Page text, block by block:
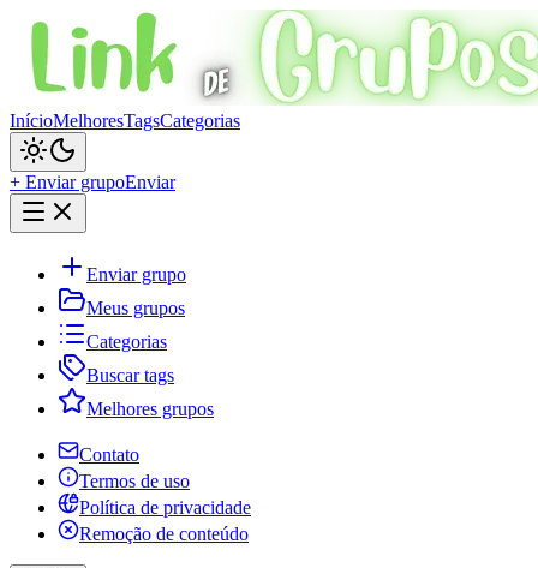
InícioMelhoresTagsCategorias
+ Enviar grupoEnviar
Enviar grupo
Meus grupos
Categorias
Buscar tags
Melhores grupos
Contato
Termos de uso
Política de privacidade
Remoção de conteúdo